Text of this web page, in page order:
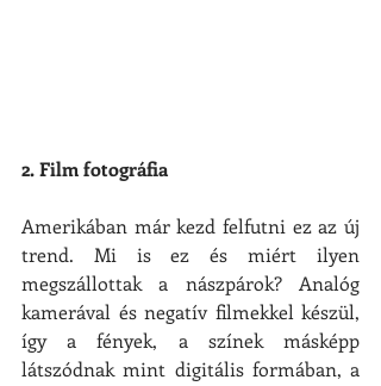
2. Film fotográfia
Amerikában már kezd felfutni ez az új
trend. Mi is ez és miért ilyen
megszállottak a nászpárok? Analóg
kamerával és negatív filmekkel készül,
így a fények, a színek másképp
látszódnak mint digitális formában, a